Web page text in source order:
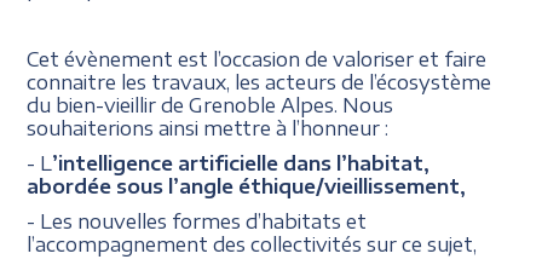
Cet évènement est l’occasion de valoriser et faire
connaitre les travaux, les acteurs de l’écosystème
du bien-vieillir de Grenoble Alpes. Nous
souhaiterions ainsi mettre à l’honneur :
- L ’intelligence artificielle dans l’habitat,
abordée sous l’angle éthique/vieillissement,
- Les nouvelles formes d’habitats et
l’accompagnement des collectivités sur ce sujet,